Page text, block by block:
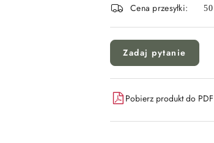
dostawa
Cena przesyłki: 50
Zadaj pytanie
Pobierz produkt do PDF